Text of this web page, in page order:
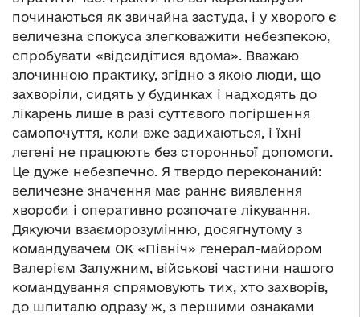
починаються як звичайна застуда, і у хворого є
величезна спокуса злегковажити небезпекою,
спробувати «відсидітися вдома». Вважаю
злочинною практику, згідно з якою люди, що
захворіли, сидять у будинках і надходять до
лікарень лише в разі суттєвого погіршення
самопочуття, коли вже задихаються, і їхні
легені не працюють без сторонньої допомоги.
Це дуже небезпечно. Я твердо переконаний:
величезне значення має раннє виявлення
хвороби і оперативно розпочате лікування.
Дякуючи взаєморозумінню, досягнутому з
командувачем ОК «Північ» генерал-майором
Валерієм Залужним, військові частини нашого
командування спрямовують тих, хто захворів,
до шпиталю одразу ж, з першими ознаками